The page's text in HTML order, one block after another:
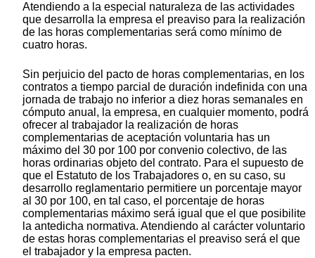
Atendiendo a la especial naturaleza de las actividades
que desarrolla la empresa el preaviso para la realización
de las horas complementarias será como mínimo de
cuatro horas.
Sin perjuicio del pacto de horas complementarias, en los
contratos a tiempo parcial de duración indefinida con una
jornada de trabajo no inferior a diez horas semanales en
cómputo anual, la empresa, en cualquier momento, podrá
ofrecer al trabajador la realización de horas
complementarias de aceptación voluntaria has un
máximo del 30 por 100 por convenio colectivo, de las
horas ordinarias objeto del contrato. Para el supuesto de
que el Estatuto de los Trabajadores o, en su caso, su
desarrollo reglamentario permitiere un porcentaje mayor
al 30 por 100, en tal caso, el porcentaje de horas
complementarias máximo será igual que el que posibilite
la antedicha normativa. Atendiendo al carácter voluntario
de estas horas complementarias el preaviso será el que
el trabajador y la empresa pacten.